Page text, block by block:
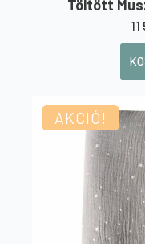
Töltött
AKCIÓ!